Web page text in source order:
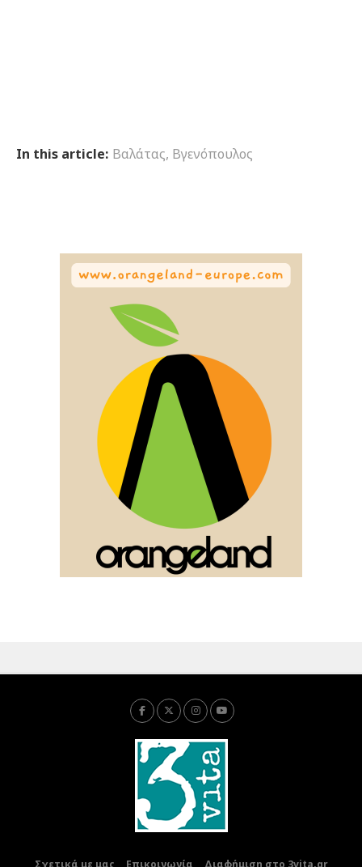
In this article: Βαλάτας, Βγενόπουλος
Σχετικά με μας Επικοινωνία Διαφήμιση στο 3vita.gr